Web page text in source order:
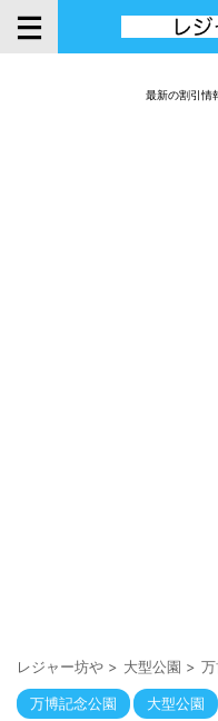
最新の割引情
レジャー坊や > 大型公園 >
万博記念公園 大型公園